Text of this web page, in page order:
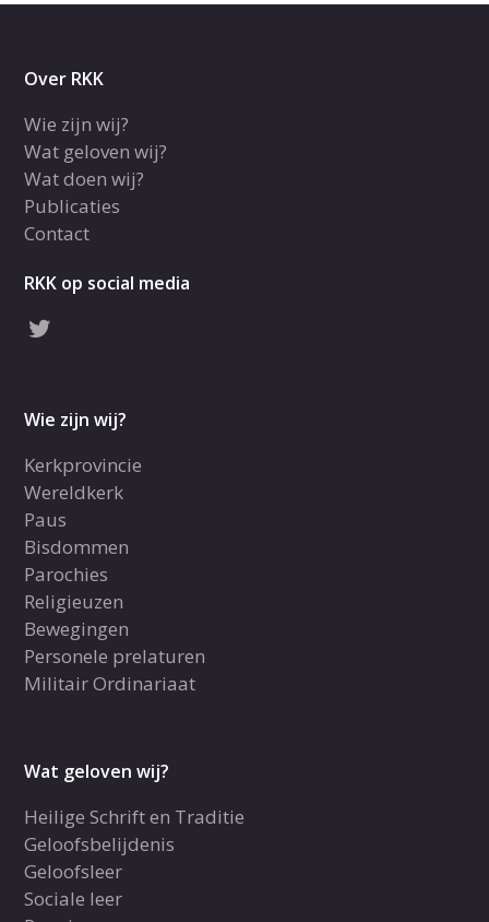
Over RKK
Wie zijn wij?
Wat geloven wij?
Wat doen wij?
Publicaties
Contact
RKK op social media
Wie zijn wij?
Kerkprovincie
Wereldkerk
Paus
Bisdommen
Parochies
Religieuzen
Bewegingen
Personele prelaturen
Militair Ordinariaat
Wat geloven wij?
Heilige Schrift en Traditie
Geloofsbelijdenis
Geloofsleer
Sociale leer